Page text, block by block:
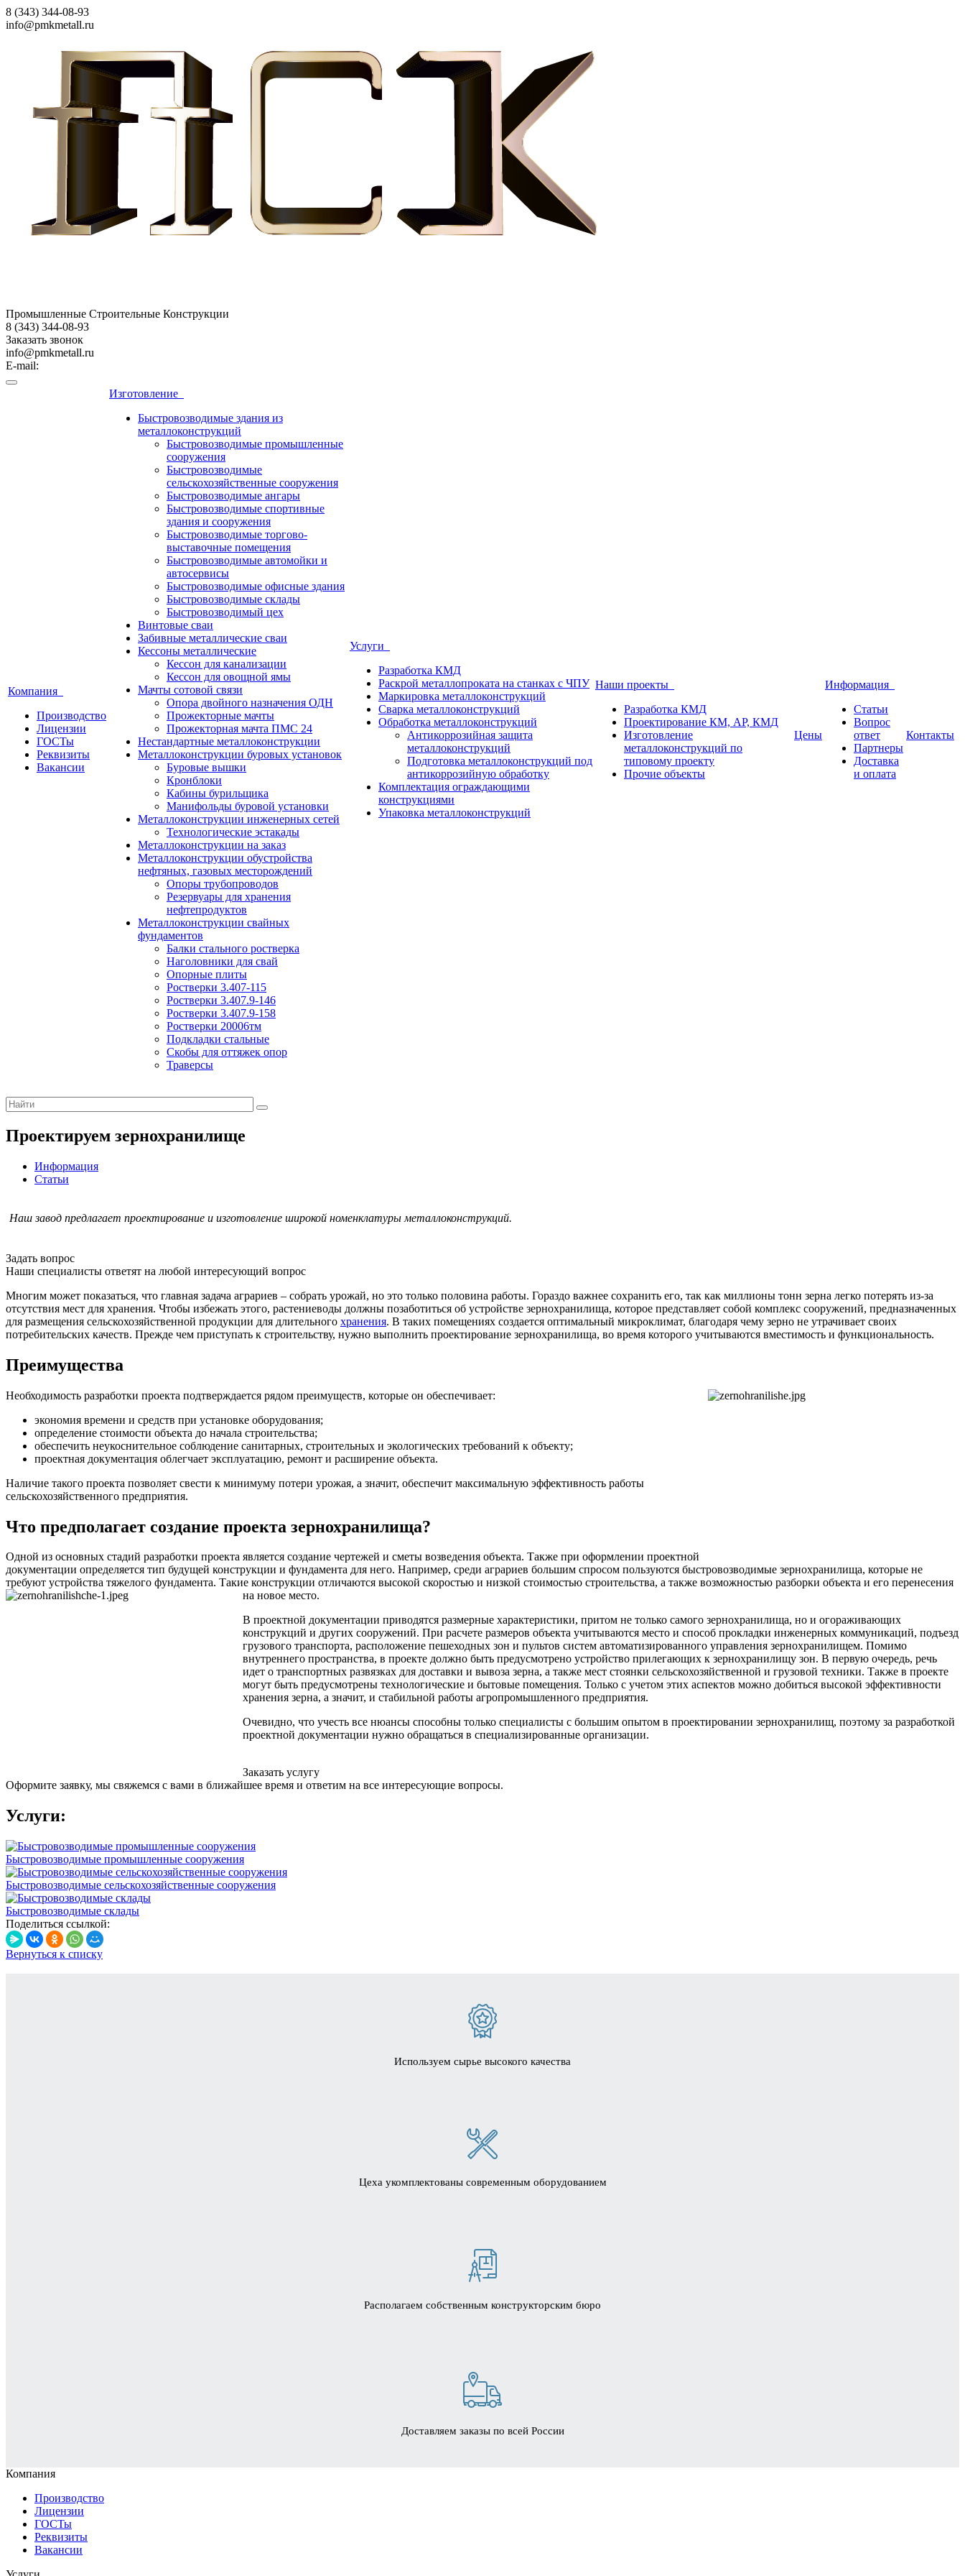
8 (343) 344-08-93
info@pmkmetall.ru
Промышленные Строительные Конструкции
8 (343) 344-08-93
Заказать звонок
info@pmkmetall.ru
E-mail:
Компания
Производство
Лицензии
ГОСТы
Реквизиты
Вакансии
Изготовление
Быстровозводимые здания из
металлоконструкций
Быстровозводимые промышленные
сооружения
Быстровозводимые
сельскохозяйственные сооружения
Быстровозводимые ангары
Быстровозводимые спортивные
здания и сооружения
Быстровозводимые торгово-
выставочные помещения
Быстровозводимые автомойки и
автосервисы
Быстровозводимые офисные здания
Быстровозводимые склады
Быстровозводимый цех
Винтовые сваи
Забивные металлические сваи
Кессоны металлические
Кессон для канализации
Кессон для овощной ямы
Мачты сотовой связи
Опора двойного назначения ОДН
Прожекторные мачты
Прожекторная мачта ПМС 24
Нестандартные металлоконструкции
Металлоконструкции буровых установок
Буровые вышки
Кронблоки
Кабины бурильщика
Манифольды буровой установки
Металлоконструкции инженерных сетей
Технологические эстакады
Металлоконструкции на заказ
Металлоконструкции обустройства
нефтяных, газовых месторождений
Опоры трубопроводов
Резервуары для хранения
нефтепродуктов
Металлоконструкции свайных
фундаментов
Балки стального ростверка
Наголовники для свай
Опорные плиты
Ростверки 3.407-115
Ростверки 3.407.9-146
Ростверки 3.407.9-158
Ростверки 20006тм
Подкладки стальные
Скобы для оттяжек опор
Траверсы
Услуги
Разработка КМД
Раскрой металлопроката на станках с ЧПУ
Маркировка металлоконструкций
Сварка металлоконструкций
Обработка металлоконструкций
Антикоррозийная защита
металлоконструкций
Подготовка металлоконструкций под
антикоррозийную обработку
Комплектация ограждающими
конструкциями
Упаковка металлоконструкций
Наши проекты
Разработка КМД
Проектирование КМ, АР, КМД
Изготовление
металлоконструкций по
типовому проекту
Прочие объекты
Цены
Информация
Статьи
Вопрос
ответ
Партнеры
Доставка
и оплата
Контакты
Проектируем зернохранилище
Информация
Статьи
Наш завод предлагает проектирование и изготовление широкой номенклатуры металлоконструкций.
Задать вопрос
Наши специалисты ответят на любой интересующий вопрос
Многим может показаться, что главная задача аграриев – собрать урожай, но это только половина работы. Гораздо важнее сохранить его, так как миллионы тонн зерна легко потерять из-за
отсутствия мест для хранения. Чтобы избежать этого, растениеводы должны позаботиться об устройстве зернохранилища, которое представляет собой комплекс сооружений, предназначенных
для размещения сельскохозяйственной продукции для длительного хранения. В таких помещениях создается оптимальный микроклимат, благодаря чему зерно не утрачивает своих
потребительских качеств. Прежде чем приступать к строительству, нужно выполнить проектирование зернохранилища, во время которого учитываются вместимость и функциональность.
Преимущества
Необходимость разработки проекта подтверждается рядом преимуществ, которые он обеспечивает:
экономия времени и средств при установке оборудования;
определение стоимости объекта до начала строительства;
обеспечить неукоснительное соблюдение санитарных, строительных и экологических требований к объекту;
проектная документация облегчает эксплуатацию, ремонт и расширение объекта.
Наличие такого проекта позволяет свести к минимуму потери урожая, а значит, обеспечит максимальную эффективность работы
сельскохозяйственного предприятия.
Что предполагает создание проекта зернохранилища?
Одной из основных стадий разработки проекта является создание чертежей и сметы возведения объекта. Также при оформлении проектной
документации определяется тип будущей конструкции и фундамента для него. Например, среди аграриев большим спросом пользуются быстровозводимые зернохранилища, которые не
требуют устройства тяжелого фундамента. Такие конструкции отличаются высокой скоростью и низкой стоимостью строительства, а также возможностью разборки объекта и его перенесения
на новое место.
В проектной документации приводятся размерные характеристики, притом не только самого зернохранилища, но и огораживающих
конструкций и других сооружений. При расчете размеров объекта учитываются место и способ прокладки инженерных коммуникаций, подъезд
грузового транспорта, расположение пешеходных зон и пультов систем автоматизированного управления зернохранилищем. Помимо
внутреннего пространства, в проекте должно быть предусмотрено устройство прилегающих к зернохранилищу зон. В первую очередь, речь
идет о транспортных развязках для доставки и вывоза зерна, а также мест стоянки сельскохозяйственной и грузовой техники. Также в проекте
могут быть предусмотрены технологические и бытовые помещения. Только с учетом этих аспектов можно добиться высокой эффективности
хранения зерна, а значит, и стабильной работы агропромышленного предприятия.
Очевидно, что учесть все нюансы способны только специалисты с большим опытом в проектировании зернохранилищ, поэтому за разработкой
проектной документации нужно обращаться в специализированные организации.
Заказать услугу
Оформите заявку, мы свяжемся с вами в ближайшее время и ответим на все интересующие вопросы.
Услуги:
Быстровозводимые промышленные сооружения
Быстровозводимые сельскохозяйственные сооружения
Быстровозводимые склады
Поделиться ссылкой:
Вернуться к списку
Используем сырье высокого качества
Цеха укомплектованы современным оборудованием
Располагаем собственным конструкторским бюро
Доставляем заказы по всей России
Компания
Производство
Лицензии
ГОСТы
Реквизиты
Вакансии